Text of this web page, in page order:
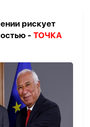
рискует
- ТОЧКА